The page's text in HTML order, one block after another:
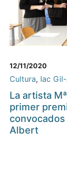
12/11/2020
Cultura, Iac
La artista
primer
Albert